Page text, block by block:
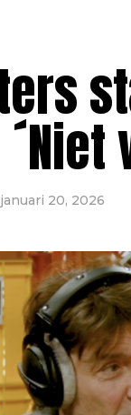
januari 20, 2026